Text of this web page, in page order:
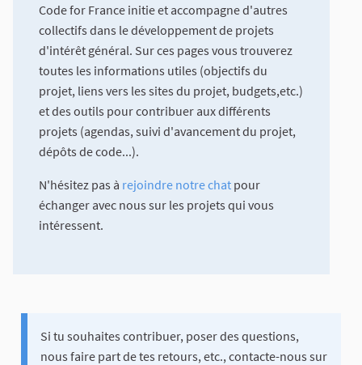
Code for France initie et accompagne d'autres
collectifs dans le développement de projets
d'intérêt général. Sur ces pages vous trouverez
toutes les informations utiles (objectifs du
projet, liens vers les sites du projet, budgets,etc.)
et des outils pour contribuer aux différents
projets (agendas, suivi d'avancement du projet,
dépôts de code...).
N'hésitez pas à rejoindre notre chat pour
échanger avec nous sur les projets qui vous
intéressent.
Si tu souhaites contribuer, poser des questions,
nous faire part de tes retours, etc., contacte-nous sur